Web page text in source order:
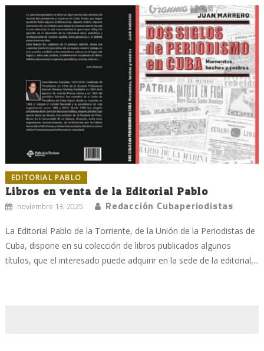
EDITORIAL PABLO
Libros en venta de la Editorial Pablo
noviembre 13, 2025 Redacción Cubaperiodistas
La Editorial Pablo de la Torriente, de la Unión de la Periodistas de
Cuba, dispone en su colección de libros publicados algunos
títulos, que el interesado puede adquirir en la sede de la editorial,...